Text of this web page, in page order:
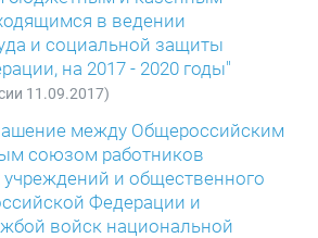
в ведении
и социальной защиты
на 2017 - 2020 годы"
11.09.2017)
между Общероссийским
союзом работников
учреждений и общественного
Федерации и
войск национальной